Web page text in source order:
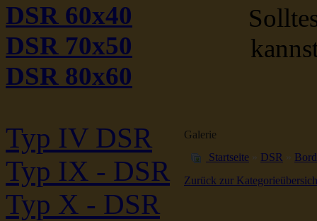
DSR 60x40
DSR 70x50
DSR 80x60
Typ IV DSR
Typ IX - DSR
Typ X - DSR
Galerie
Startseite » DSR »
Zurück zur